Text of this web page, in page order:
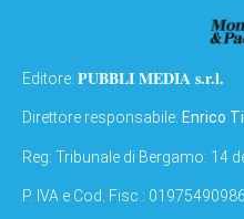
Editore: PUBBLI MEDIA s.r.l.
Direttore responsabile: Enrico
Reg: Tribunale di Bergamo: 14
P. IVA e Cod. Fisc.: 01975490986